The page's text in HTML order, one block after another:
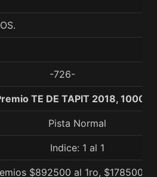
-726-
TE DE TAPIT 2018, 1000
Pista Normal
Indice: 1 al 1
$892500 al 1ro, $178500